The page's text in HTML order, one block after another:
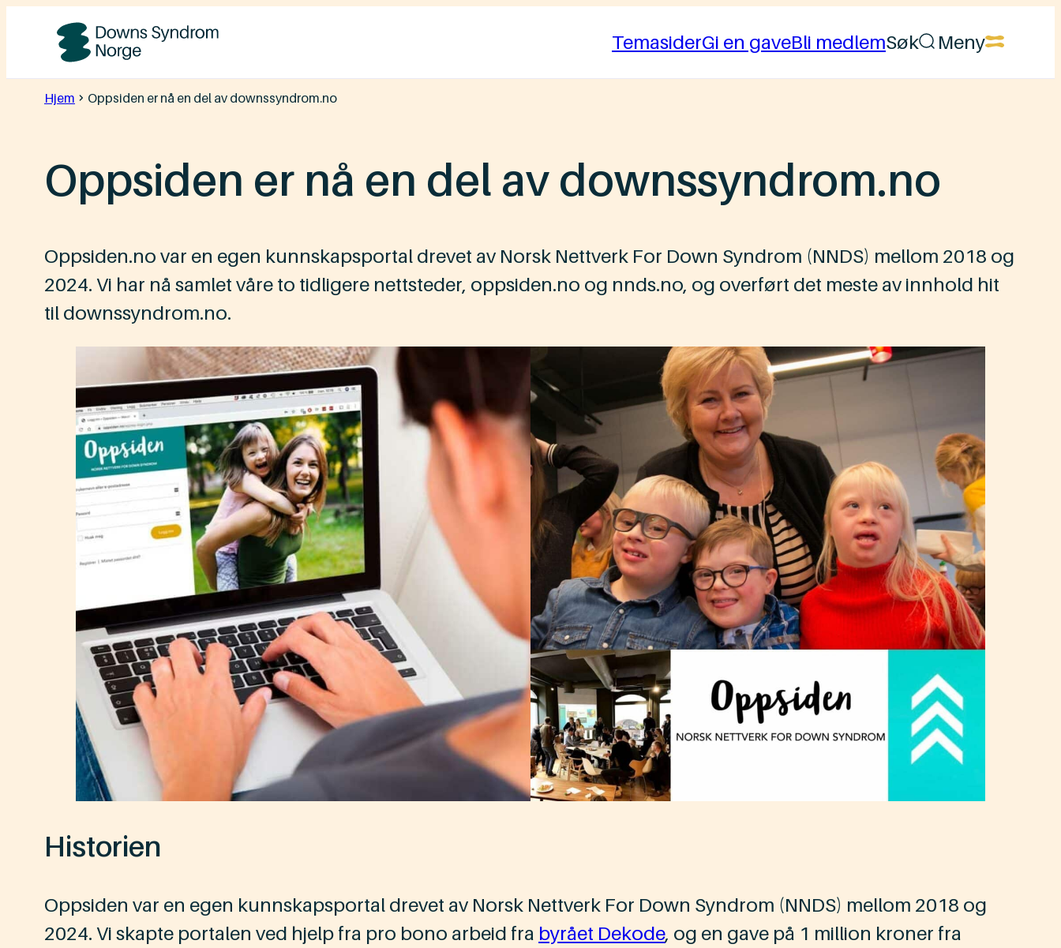
innhold
Downs
Syndrom
TemasiderGi en gaveBli medlemSøk Meny
Hjem Oppsiden er nå en del av downssyndrom.no
Oppsiden er nå en del av downssyndrom.no
Oppsiden.no var en egen kunnskapsportal drevet av Norsk Nettverk For Down Syndrom (NNDS) mellom 2018 og
2024. Vi har nå samlet våre to tidligere nettsteder, oppsiden.no og nnds.no, og overført det meste av innhold hit
til downssyndrom.no.
Historien
Oppsiden var en egen kunnskapsportal drevet av Norsk Nettverk For Down Syndrom (NNDS) mellom 2018 og
2024. Vi skapte portalen ved hjelp fra pro bono arbeid fra byrået Dekode, og en gave på 1 million kroner fra